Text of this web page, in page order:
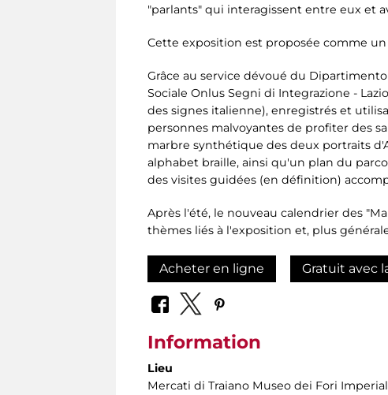
"parlants" qui interagissent entre eux et
Cette exposition est proposée comme
Grâce au service dévoué du
Sociale Onlus Segni di Integrazione -
des signes italienne), enregistrés et
personnes malvoyantes de profiter des
marbre synthétique des deux portraits
alphabet braille, ainsi qu'un plan du
des visites guidées (en définition)
Après l'été, le nouveau calendrier des
thèmes liés à l'exposition et, plus
Acheter en ligne Gratuit avec
Information
Lieu
Mercati di Traiano Museo dei Fori